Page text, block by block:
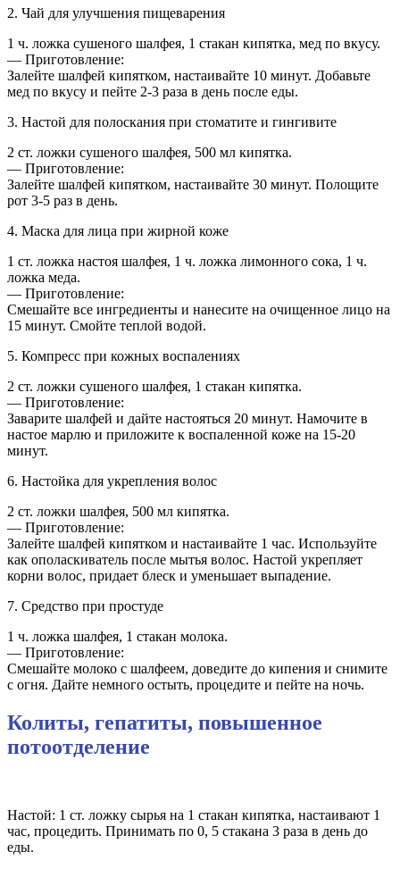
2. Чай для улучшения пищеварения
1 ч. ложка сушеного шалфея, 1 стакан кипятка, мед по вкусу.
— Приготовление:
Залейте шалфей кипятком, настаивайте 10 минут. Добавьте
мед по вкусу и пейте 2-3 раза в день после еды.
3. Настой для полоскания при стоматите и гингивите
2 ст. ложки сушеного шалфея, 500 мл кипятка.
— Приготовление:
Залейте шалфей кипятком, настаивайте 30 минут. Полощите
рот 3-5 раз в день.
4. Маска для лица при жирной коже
1 ст. ложка настоя шалфея, 1 ч. ложка лимонного сока, 1 ч.
ложка меда.
— Приготовление:
Смешайте все ингредиенты и нанесите на очищенное лицо на
15 минут. Смойте теплой водой.
5. Компресс при кожных воспалениях
2 ст. ложки сушеного шалфея, 1 стакан кипятка.
— Приготовление:
Заварите шалфей и дайте настояться 20 минут. Намочите в
настое марлю и приложите к воспаленной коже на 15-20
минут.
6. Настойка для укрепления волос
2 ст. ложки шалфея, 500 мл кипятка.
— Приготовление:
Залейте шалфей кипятком и настаивайте 1 час. Используйте
как ополаскиватель после мытья волос. Настой укрепляет
корни волос, придает блеск и уменьшает выпадение.
7. Средство при простуде
1 ч. ложка шалфея, 1 стакан молока.
— Приготовление:
Смешайте молоко с шалфеем, доведите до кипения и снимите
с огня. Дайте немного остыть, процедите и пейте на ночь.
Колиты, гепатиты, повышенное
потоотделение
Настой: 1 ст. ложку сырья на 1 стакан кипятка, настаивают 1
час, процедить. Принимать по 0, 5 стакана 3 раза в день до
еды.